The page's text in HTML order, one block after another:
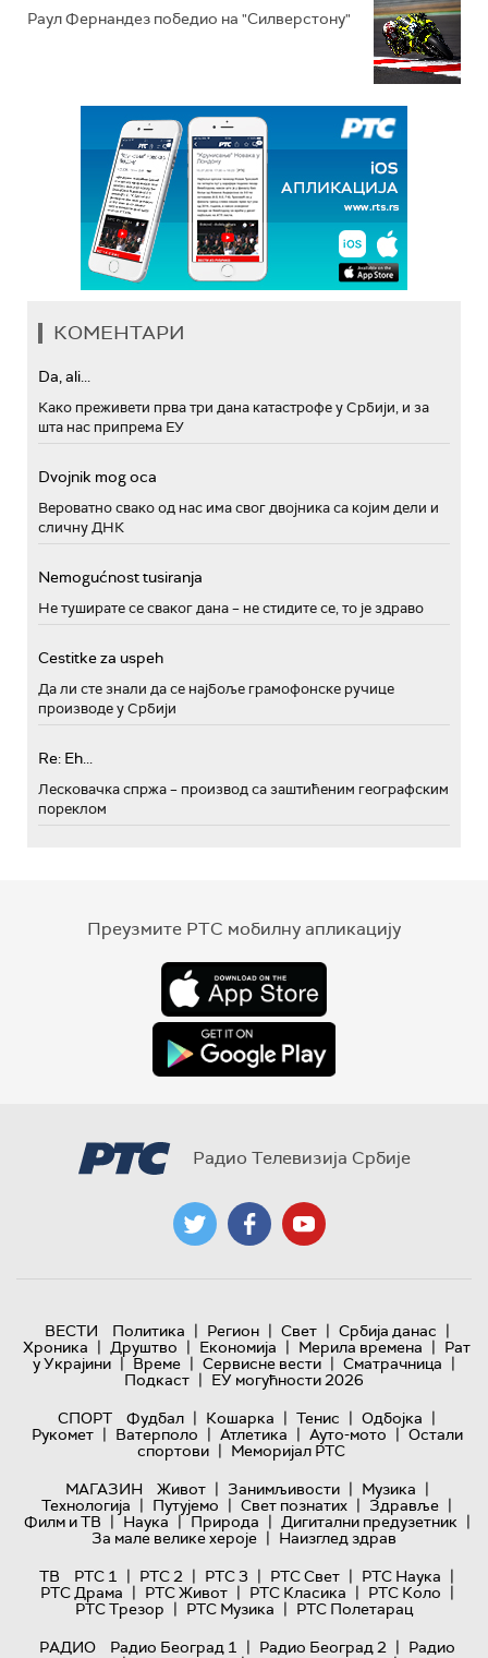
Раул Фернандез победио на "Силверстону"
КОМЕНТАРИ
Da, ali...
Како преживети прва три дана катастрофе у Србији, и за
шта нас припрема ЕУ
Dvojnik mog oca
Вероватно свако од нас има свог двојника са којим дели и
сличну ДНК
Nemogućnost tusiranja
Не туширате се сваког дана – не стидите се, то је здраво
Cestitke za uspeh
Да ли сте знали да се најбоље грамофонске ручице
производе у Србији
Re: Eh...
Лесковачка спржа – производ са заштићеним географским
пореклом
Преузмите РТС мобилну апликацију
Радио Телевизија Србије
ВЕСТИ Политика | Регион | Свет | Србија данас |
Хроника | Друштво | Економија | Мерила времена | Рат
у Украјини | Време | Сервисне вести | Сматрачница |
Подкаст | ЕУ могућности 2026
СПОРТ
Фудбал | Кошарка | Тенис | Одбојка |
Рукомет | Ватерполо | Атлетика | Ауто-мото | Остали
спортови | Меморијал РТС
МАГАЗИН
Живот | Занимљивости | Музика |
Технологијa | Путујемо | Свет познатих | Здравље |
Филм и ТВ | Наука | Природа | Дигитални предузетник |
За мале велике хероје | Наизглед здрав
ТВ
РТС 1 | РТС 2 | РТС 3 | РТС Свет | РТС Наука |
РТС Драма | РТС Живот | РТС Класика | РТС Коло |
РТС Трезор | РТС Музика | РТС Полетарац
РАДИО
Радио Београд 1 | Радио Београд 2 | Радио